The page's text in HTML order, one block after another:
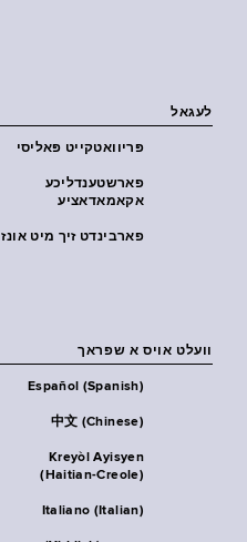
לעגאל
פּריוואטקייט פּאליסי
פארשטענדליכע
אקאמאדאציע
פארבינדט זיך מיט אונז
וועלט אויס א שפראך
Español (Spanish)
中文 (Chinese)
Kreyòl Ayisyen
(Haitian-Creole)
Italiano (Italian)